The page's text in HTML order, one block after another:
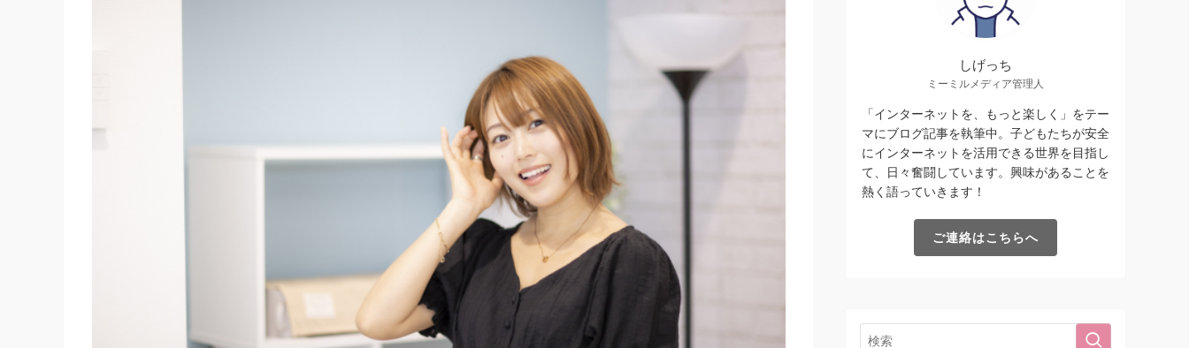
しげっち
ミーミルメディア管理人
「インターネットを、もっと楽しく」をテー
マにブログ記事を執筆中。子どもたちが安全
にインターネットを活用できる世界を目指し
て、日々奮闘しています。興味があることを
熱く語っていきます！
ご連絡はこちらへ